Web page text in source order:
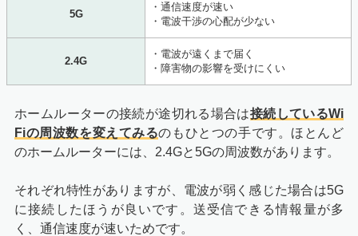
5G
・通信速度が速い
・電波干渉の心配が少ない
2.4G
・電波が遠くまで届く
・障害物の影響を受けにくい
ホームルーターの接続が途切れる場合は接続しているWi
Fiの周波数を変えてみるのもひとつの手です。ほとんど
のホームルーターには、2.4Gと5Gの周波数があります。
それぞれ特性がありますが、電波が弱く感じた場合は5G
に接続したほうが良いです。送受信できる情報量が多
く、通信速度が速いためです。